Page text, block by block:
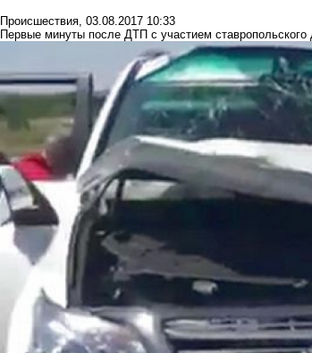
Происшествия, 03.08.2017 10:33
Первые минуты после ДТП с участием ставропольского